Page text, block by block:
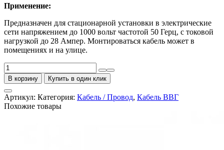
Применение:
Предназначен для стационарной установки в электрические
сети напряжением до 1000 вольт частотой 50 Герц, с токовой
нагрузкой до 28 Ампер. Монтироваться кабель может в
помещениях и на улице.
Количество
товара
Кабель
ВВГнг-
LS
3х2.5
В корзину Купить в один клик
Артикул: Категория: Кабель / Провод, Кабель ВВГ
Похожие товары